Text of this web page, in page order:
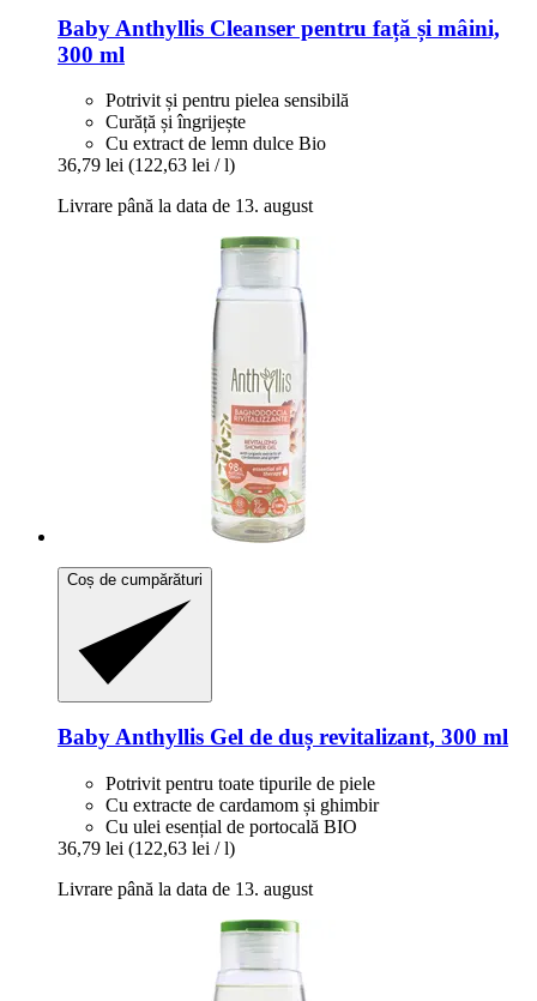
Baby Anthyllis Cleanser pentru față și mâini,
300 ml
Potrivit și pentru pielea sensibilă
Curăță și îngrijește
Cu extract de lemn dulce Bio
36,79 lei (122,63 lei / l)
Livrare până la data de 13. august
Coș de cumpărături
Baby Anthyllis Gel de duș revitalizant, 300 ml
Potrivit pentru toate tipurile de piele
Cu extracte de cardamom și ghimbir
Cu ulei esențial de portocală BIO
36,79 lei (122,63 lei / l)
Livrare până la data de 13. august